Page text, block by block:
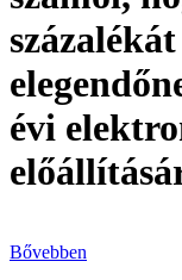
évi
Bővebben